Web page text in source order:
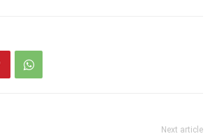
Next article